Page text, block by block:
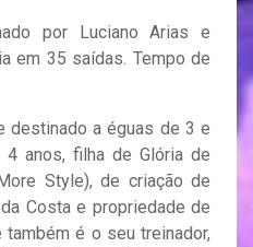
por Luciano Arias e
em 35 saídas. Tempo de
destinado a éguas de 3 e
4 anos, filha de Glória de
Style), de criação de
Costa e propriedade de
é o seu treinador,